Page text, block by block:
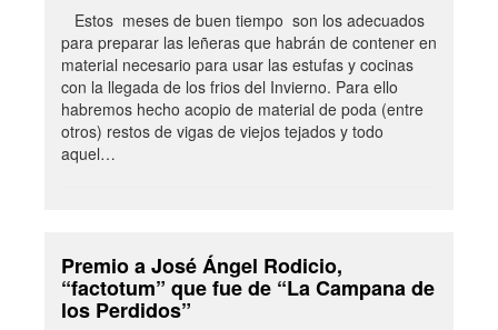
Estos meses de buen tiempo son los adecuados
para preparar las leñeras que habrán de contener en
material necesario para usar las estufas y cocinas
con la llegada de los frios del Invierno. Para ello
habremos hecho acopio de material de poda (entre
otros) restos de vigas de viejos tejados y todo
aquel…
Premio a José Ángel Rodicio,
“factotum” que fue de “La Campana de
los Perdidos”